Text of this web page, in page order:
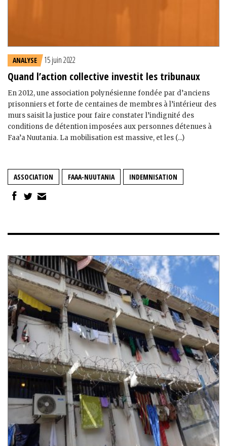
ANALYSE 15 juin 2022
Quand l’action collective investit les tribunaux
En 2012, une association polynésienne fondée par d’anciens
prisonniers et forte de centaines de membres à l’intérieur des
murs saisit la justice pour faire constater l’indignité des
conditions de détention imposées aux personnes détenues à
Faa’a Nuutania. La mobilisation est massive, et les (...)
ASSOCIATION FAAA-NUUTANIA INDEMNISATION